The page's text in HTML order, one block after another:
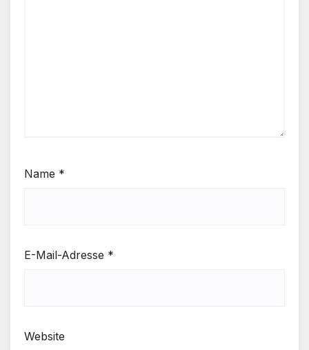
Name *
E-Mail-Adresse *
Website